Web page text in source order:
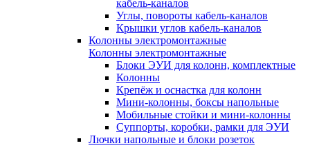
кабель-каналов
Углы, повороты кабель-каналов
Крышки углов кабель-каналов
Колонны электромонтажные
Колонны электромонтажные
Блоки ЭУИ для колонн, комплектные
Колонны
Крепёж и оснастка для колонн
Мини-колонны, боксы напольные
Мобильные стойки и мини-колонны
Суппорты, коробки, рамки для ЭУИ
Лючки напольные и блоки розеток